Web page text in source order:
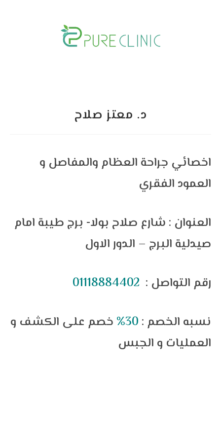
د. معتز صلاح
اخصائي جراحة العظام والمفاصل و
العمود الفقري
العنوان : شارع صلاح بولا- برج طيبة امام
صيدلية البرج – الدور الاول
رقم التواصل : 01118884402
نسبه الخصم : 30%
خصم على الكشف و
العمليات و الجبس